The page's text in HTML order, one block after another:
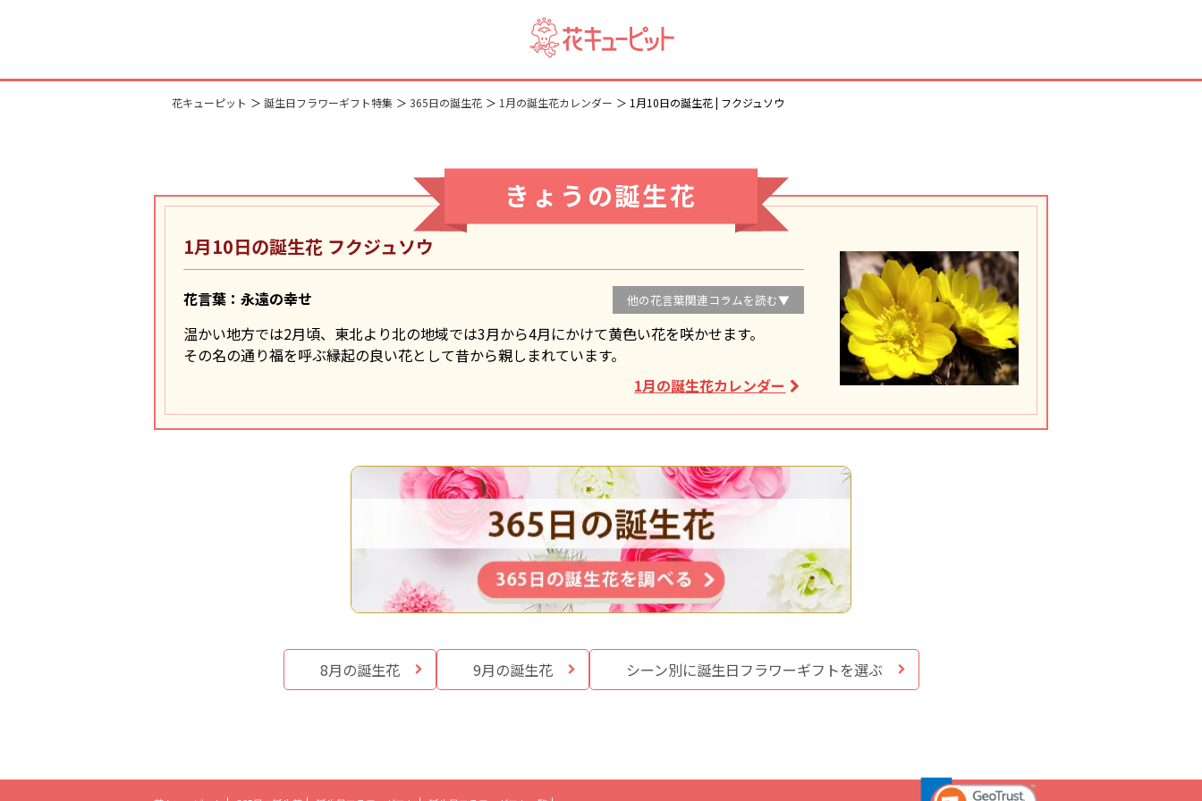
花キューピット 誕生日フラワーギフト特集 365日の誕生花 1月の誕生花カレンダー 1月10日の誕生花 | フクジュソウ
きょうの誕生花
1月10日の誕生花 フクジュソウ
花言葉：永遠の幸せ 他の花言葉関連コラムを読む▼
温かい地方では2月頃、東北より北の地域では3月から4月にかけて黄色い花を咲かせます。
その名の通り福を呼ぶ縁起の良い花として昔から親しまれています。
1月の誕生花カレンダー
8月の誕生花 9月の誕生花 シーン別に誕生日フラワーギフトを選ぶ